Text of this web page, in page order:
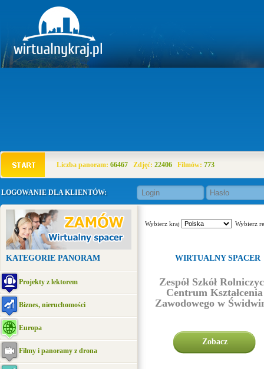
Liczba panoram: 66467 Zdjęć: 22406 Filmów: 773
LOGOWANIE DLA KLIENTÓW:
KATEGORIE PANORAM
Projekty z lektorem
Biznes, nieruchomości
Europa
Filmy i panoramy z drona
Wybierz kraj Wybierz
WIRTUALNY SPACER
Zespół Szkół
Centrum Kształcenia
Zawodowego w
Zobacz